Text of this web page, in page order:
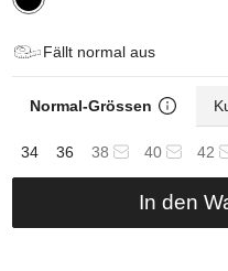
Fällt normal aus
Normal-Grössen
34 36 38 40 42
In den